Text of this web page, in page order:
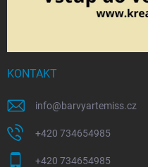
KONTAKT
info@barvyartemiss.cz
+420 734654985
+420 734654985